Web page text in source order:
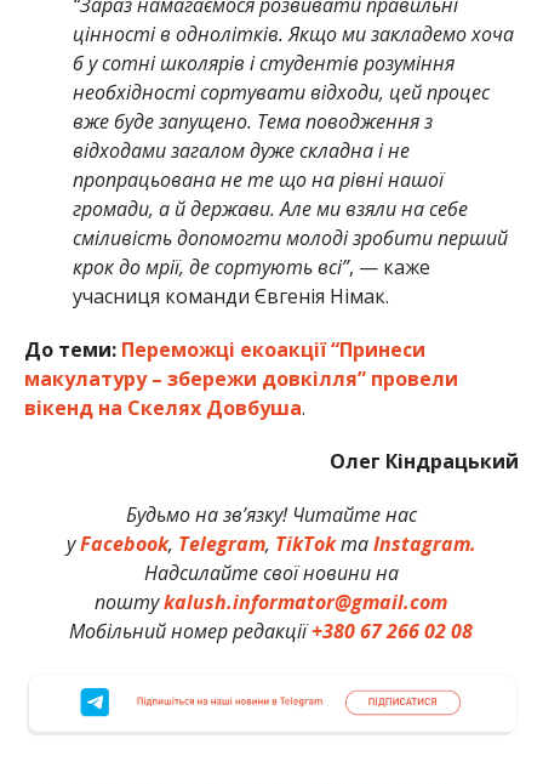
цінності в однолітків. Якщо ми закладемо хоча
б у сотні школярів і студентів розуміння
необхідності сортувати відходи, цей процес
вже буде запущено. Тема поводження з
відходами загалом дуже складна і не
пропрацьована не те що на рівні нашої
громади, а й держави. Але ми взяли на себе
сміливість допомогти молоді зробити перший
крок до мрії, де сортують всі”, — каже
учасниця команди Євгенія Німак.
До теми: Переможці екоакції “Принеси
макулатуру – збережи довкілля” провели
вікенд на Скелях Довбуша.
Олег Кіндрацький
Будьмо на зв’язку! Читайте нас
уFacebook, Telegram, TikTokтаInstagram.
Надсилайте свої новини на
поштуkalush.informator@gmail.com
Мобільний номер редакції+380 67 266 02 08